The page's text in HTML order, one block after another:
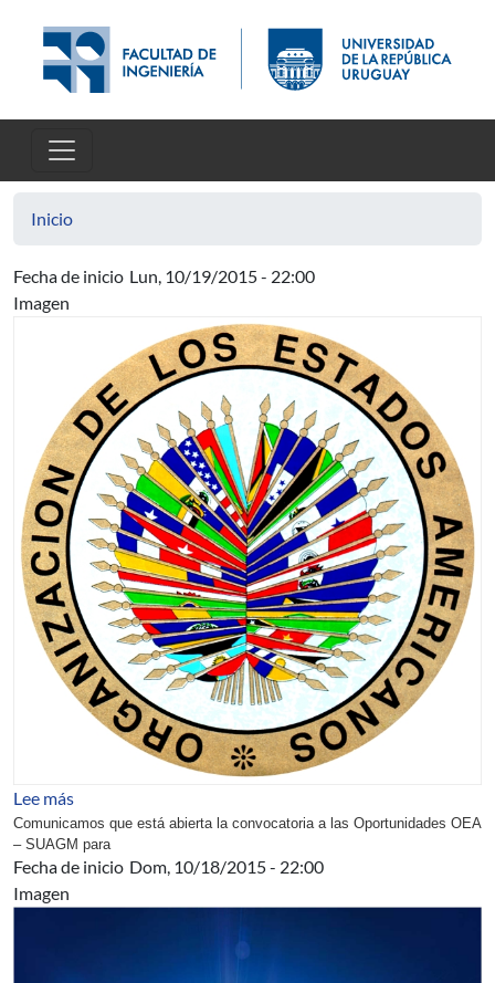
Inicio
Fecha de inicio Lun, 10/19/2015 - 22:00
Imagen
Lee mássobre Becas OEA – SUAGM en EEUU, Puerto Rico o a
Comunicamos que está abierta la convocatoria alas Oportunidades OEA
– SUAGM para
Fecha de inicio Dom, 10/18/2015 - 22:00
Imagen